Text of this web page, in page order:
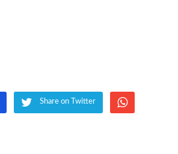
Share on Twitter